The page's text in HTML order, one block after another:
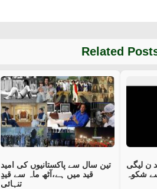
Related
تین سال سے پاکستانیوں کی امید
قید میں ہے،آٹھ ماہ سے قیدِ
تنہائی
ن لیگی
شکوہ